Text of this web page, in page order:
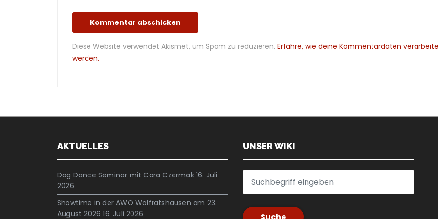
Diese Website verwendet Akismet, um Spam zu reduzieren. Erfahre, wie deine Kommentardaten
werden.
AKTUELLES
Dog Dance Seminar mit Cora Czermak 16. Juli
2026
Showtime in der AWO Wolfratshausen am 23.
August 2026 16. Juli 2026
UNSER WIKI